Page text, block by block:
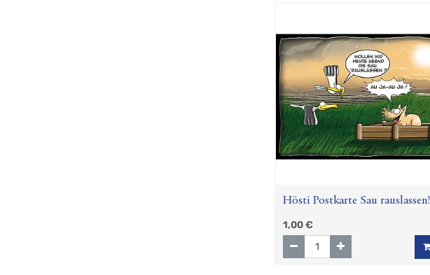
Hösti Postkarte Sau rauslassen!
1,00€